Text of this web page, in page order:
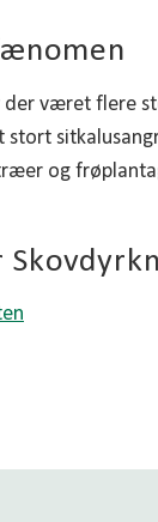
været flere
stort
og